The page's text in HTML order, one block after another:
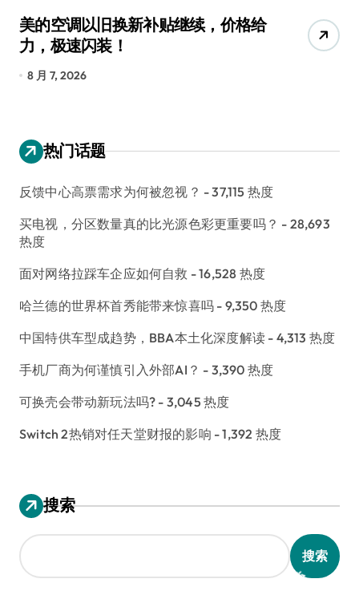
美的空调以旧换新补贴继续，价格给
力，极速闪装！
8 月 7, 2026
热门话题
反馈中心高票需求为何被忽视？ - 37,115 热度
买电视，分区数量真的比光源色彩更重要吗？ - 28,693
热度
面对网络拉踩车企应如何自救 - 16,528 热度
哈兰德的世界杯首秀能带来惊喜吗 - 9,350 热度
中国特供车型成趋势，BBA本土化深度解读 - 4,313 热度
手机厂商为何谨慎引入外部AI？ - 3,390 热度
可换壳会带动新玩法吗? - 3,045 热度
Switch 2热销对任天堂财报的影响 - 1,392 热度
搜索
搜索